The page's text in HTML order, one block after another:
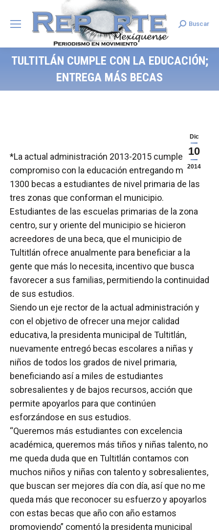
Search:
Buscar
TULTITLÁN CUMPLE CON LA EDUCACIÓN;
ENTREGA MÁS BECAS
Dic
10
2014
*La actual administración 2013-2015 cumple su
compromiso con la educación entregando más de
1300 becas a estudiantes de nivel primaria de las
tres zonas que conforman el municipio.
Estudiantes de las escuelas primarias de la zona
centro, sur y oriente del municipio se hicieron
acreedores de una beca, que el municipio de
Tultitlán ofrece anualmente para beneficiar a la
gente que más lo necesita, incentivo que busca
favorecer a sus familias, permitiendo la continuidad
de sus estudios.
Siendo un eje rector de la actual administración y
con el objetivo de ofrecer una mejor calidad
educativa, la presidenta municipal de Tultitlán,
nuevamente entregó becas escolares a niñas y
niños de todos los grados de nivel primaria,
beneficiando así a miles de estudiantes
sobresalientes y de bajos recursos, acción que
permite apoyarlos para que continúen
esforzándose en sus estudios.
“Queremos más estudiantes con excelencia
académica, queremos más tiños y niñas talento, no
me queda duda que en Tultitlán contamos con
muchos niños y niñas con talento y sobresalientes,
que buscan ser mejores día con día, así que no me
queda más que reconocer su esfuerzo y apoyarlos
con estas becas que año con año estamos
promoviendo” comentó la presidenta municipal